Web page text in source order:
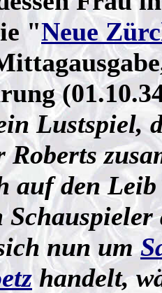
"Neue
Lustspiel,
auf den
nun um
handelt,